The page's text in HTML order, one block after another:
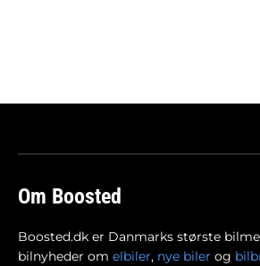
Om Boosted
Boosted.dk er Danmarks største
bilnyheder om elbiler, nye biler og